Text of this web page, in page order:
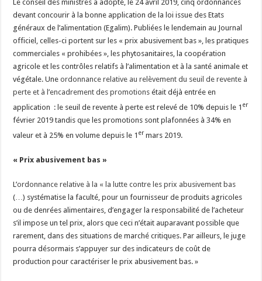
Le conseil des ministres a adopté, le 24 avril 2019, cinq ordonnances
devant concourir à la bonne application de la loi issue des Etats
généraux de l’alimentation (Egalim). Publiées le lendemain au Journal
officiel, celles-ci portent sur les « prix abusivement bas », les pratiques
commerciales « prohibées », les phytosanitaires, la coopération
agricole et les contrôles relatifs à l’alimentation et à la santé animale et
végétale. Uneordonnance relative au relèvement du seuil de revente à
perte et à l’encadrement des promotions était déjà entrée en
application : le seuil de revente à perte est relevé de 10% depuis le 1 er
février 2019 tandis que les promotions sont plafonnées à 34% en
valeur et à 25% en volume depuis le 1 er mars 2019.
« Prix abusivement bas »
L’ordonnance relative à la « la lutte contre les prix abusivement bas
(…) systématise la faculté, pour un fournisseur de produits agricoles
ou de denrées alimentaires, d’engager la responsabilité de l’acheteur
s’il impose un tel prix, alors que ceci n’était auparavant possible que
rarement, dans des situations de marché critiques. Par ailleurs, le juge
pourra désormais s’appuyer sur des indicateurs de coût de
production pour caractériser le prix abusivement bas. »